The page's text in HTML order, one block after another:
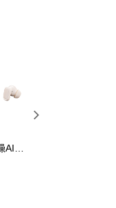
款項請
用
相關責
本公司
視審查
之情
AI智